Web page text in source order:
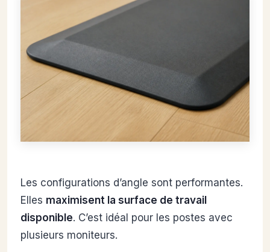
Les configurations d’angle sont performantes.
Elles maximisent la surface de travail
disponible. C’est idéal pour les postes avec
plusieurs moniteurs.